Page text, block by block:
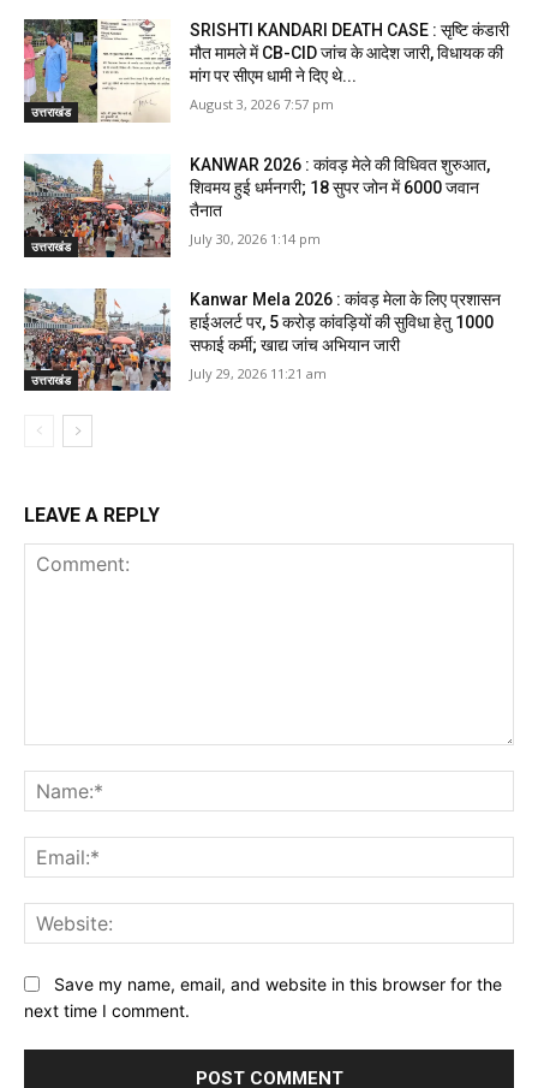
उत्तराखंड
SRISHTI KANDARI DEATH CASE : सृष्टि कंडारी
मौत मामले में CB-CID जांच के आदेश जारी, विधायक की
मांग पर सीएम धामी ने दिए थे...
August 3, 2026 7:57 pm
उत्तराखंड
KANWAR 2026 : कांवड़ मेले की विधिवत शुरुआत,
शिवमय हुई धर्मनगरी; 18 सुपर जोन में 6000 जवान
तैनात
July 30, 2026 1:14 pm
उत्तराखंड
Kanwar Mela 2026 : कांवड़ मेला के लिए प्रशासन
हाईअलर्ट पर, 5 करोड़ कांवड़ियों की सुविधा हेतु 1000
सफाई कर्मी; खाद्य जांच अभियान जारी
July 29, 2026 11:21 am
LEAVE A REPLY
Save my name, email, and website in this browser for the
next time I comment.